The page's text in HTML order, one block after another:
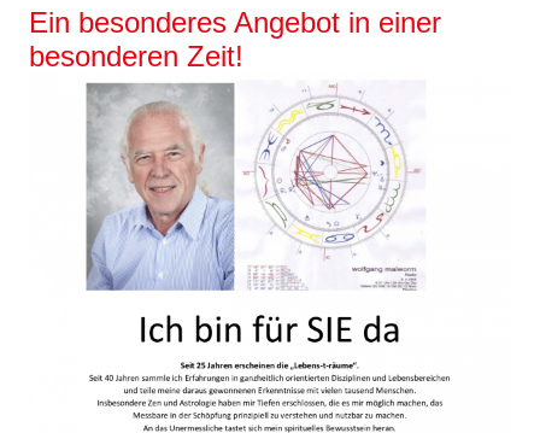
Ein besonderes Angebot in einer
besonderen Zeit!